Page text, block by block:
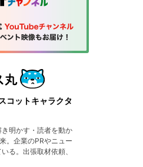
コットキャラクタ
明かす・読者を動か
。企業のPRやニュー
る。出張取材依頼、